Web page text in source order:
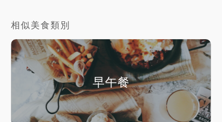
相似美食類別
早午餐